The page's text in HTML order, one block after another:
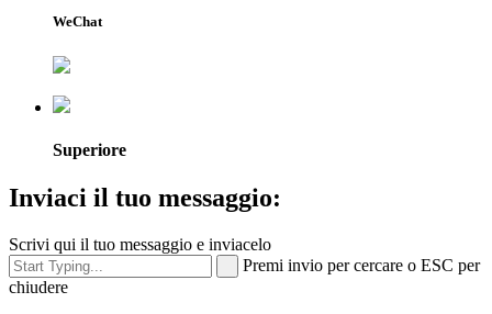
WeChat
Superiore
Inviaci il tuo messaggio:
Scrivi qui il tuo messaggio e inviacelo
Premi invio per cercare o ESC per
chiudere